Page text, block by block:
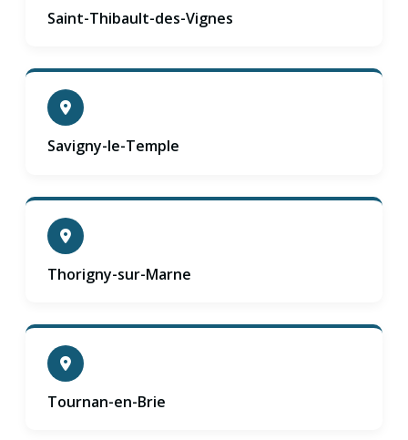
Saint-Thibault-des-Vignes
Savigny-le-Temple
Thorigny-sur-Marne
Tournan-en-Brie